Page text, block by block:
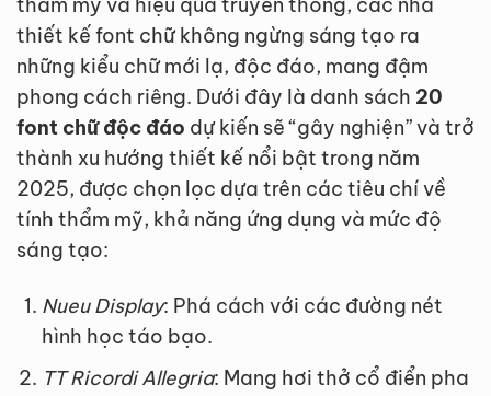
thiết kế font chữ không ngừng sáng tạo ra
những kiểu chữ mới lạ, độc đáo, mang đậm
phong cách riêng. Dưới đây là danh sách 20
font chữ độc đáo dự kiến sẽ “gây nghiện” và trở
thành xu hướng thiết kế nổi bật trong năm
2025, được chọn lọc dựa trên các tiêu chí về
tính thẩm mỹ, khả năng ứng dụng và mức độ
sáng tạo:
Nueu Display: Phá cách với các đường nét
hình học táo bạo.
TT Ricordi Allegria: Mang hơi thở cổ điển pha